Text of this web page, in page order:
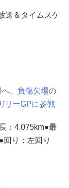
送＆タイムスケ
。負傷欠場の
リーGPに参戦
：4.075km●最
り：左回り